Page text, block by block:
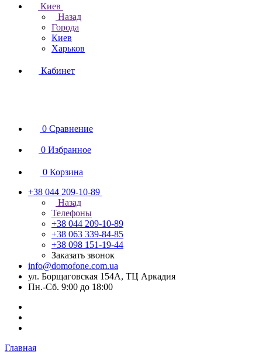
Киев
Назад
Города
Киев
Харьков
Кабинет
0 Сравнение
0 Избранное
0 Корзина
+38 044 209-10-89
Назад
Телефоны
+38 044 209-10-89
+38 063 339-84-85
+38 098 151-19-44
Заказать звонок
info@domofone.com.ua
ул. Борщаговская 154А, ТЦ Аркадия
Пн.-Сб. 9:00 до 18:00
Главная